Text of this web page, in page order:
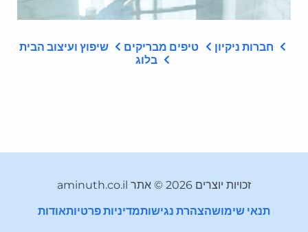
חברות ניקיון טיפים מבריקים
שיפוץ ועיצוב הבית
בלוג
זכויות יוצרים 2026 © אתר aminuth.co.il
תנאי שימושהצהרת נגישותמדיניות פרטיותאודות